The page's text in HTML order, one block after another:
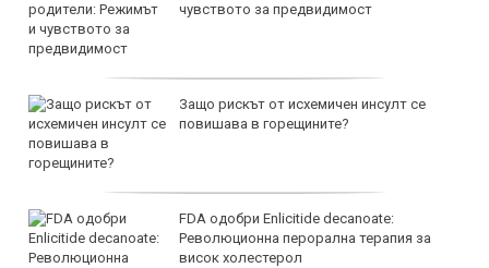
чувството за предвидимост
Защо рискът от исхемичен инсулт се
повишава в горещините?
FDA одобри Еnlicitide decanoate:
Революционна перорална терапия за
висок холестерол